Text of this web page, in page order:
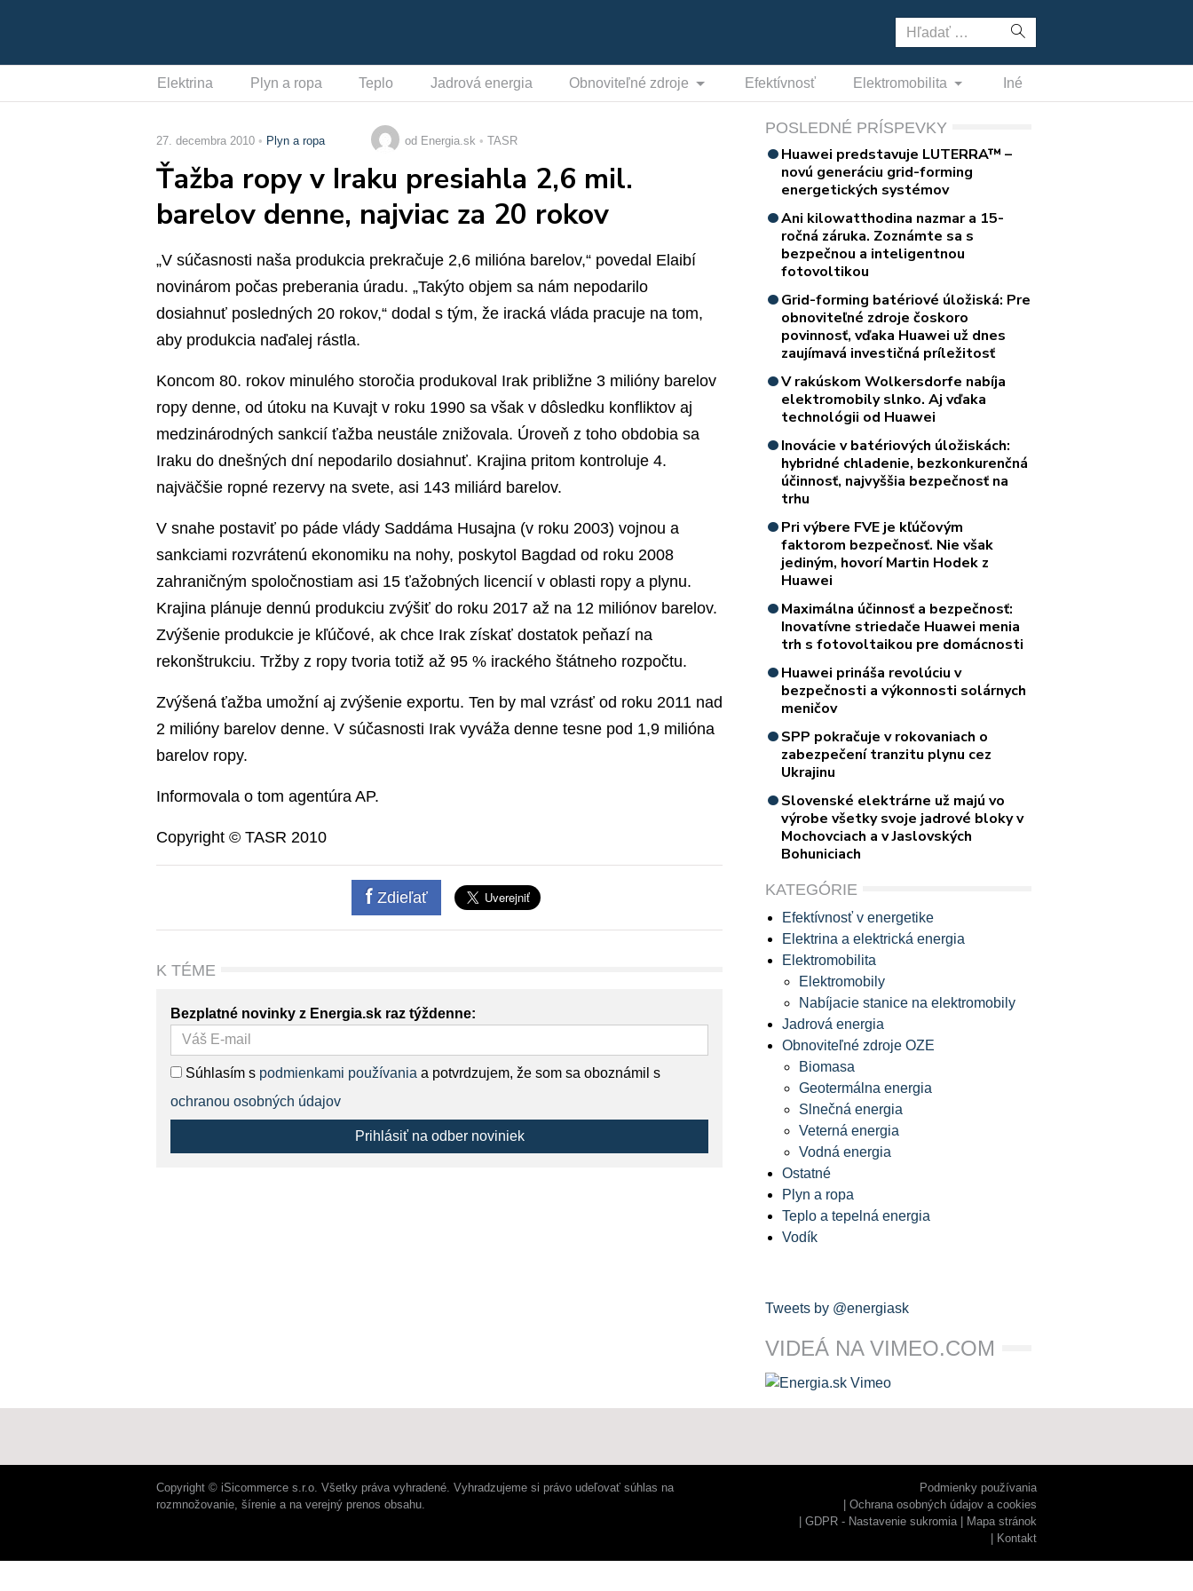
Hľadať:
Elektrina Plyn a ropa Teplo Jadrová energia Obnoviteľné zdroje Efektívnosť Elektromobilita Iné
27. decembra 2010 Plyn a ropa od Energia.sk TASR
Ťažba ropy v Iraku presiahla 2,6 mil.
barelov denne, najviac za 20 rokov
„V súčasnosti naša produkcia prekračuje 2,6 milióna barelov,“ povedal Elaibí
novinárom počas preberania úradu. „Takýto objem sa nám nepodarilo
dosiahnuť posledných 20 rokov,“ dodal s tým, že iracká vláda pracuje na tom,
aby produkcia naďalej rástla.
Koncom 80. rokov minulého storočia produkoval Irak približne 3 milióny barelov
ropy denne, od útoku na Kuvajt v roku 1990 sa však v dôsledku konfliktov aj
medzinárodných sankcií ťažba neustále znižovala. Úroveň z toho obdobia sa
Iraku do dnešných dní nepodarilo dosiahnuť. Krajina pritom kontroluje 4.
najväčšie ropné rezervy na svete, asi 143 miliárd barelov.
V snahe postaviť po páde vlády Saddáma Husajna (v roku 2003) vojnou a
sankciami rozvrátenú ekonomiku na nohy, poskytol Bagdad od roku 2008
zahraničným spoločnostiam asi 15 ťažobných licencií v oblasti ropy a plynu.
Krajina plánuje dennú produkciu zvýšiť do roku 2017 až na 12 miliónov barelov.
Zvýšenie produkcie je kľúčové, ak chce Irak získať dostatok peňazí na
rekonštrukciu. Tržby z ropy tvoria totiž až 95 % irackého štátneho rozpočtu.
Zvýšená ťažba umožní aj zvýšenie exportu. Ten by mal vzrásť od roku 2011 nad
2 milióny barelov denne. V súčasnosti Irak vyváža denne tesne pod 1,9 milióna
barelov ropy.
Informovala o tom agentúra AP.
Copyright © TASR 2010
Zdieľať
K TÉME
Bezplatné novinky z Energia.sk raz týždenne:
Súhlasím s podmienkami používania a potvrdzujem, že som sa oboznámil s
ochranou osobných údajov
Prihlásiť na odber noviniek
POSLEDNÉ PRÍSPEVKY
Huawei predstavuje LUTERRA™ –
novú generáciu grid-forming
energetických systémov
Ani kilowatthodina nazmar a 15-
ročná záruka. Zoznámte sa s
bezpečnou a inteligentnou
fotovoltikou
Grid-forming batériové úložiská: Pre
obnoviteľné zdroje čoskoro
povinnosť, vďaka Huawei už dnes
zaujímavá investičná príležitosť
V rakúskom Wolkersdorfe nabíja
elektromobily slnko. Aj vďaka
technológii od Huawei
Inovácie v batériových úložiskách:
hybridné chladenie, bezkonkurenčná
účinnosť, najvyššia bezpečnosť na
trhu
Pri výbere FVE je kľúčovým
faktorom bezpečnosť. Nie však
jediným, hovorí Martin Hodek z
Huawei
Maximálna účinnosť a bezpečnosť:
Inovatívne striedače Huawei menia
trh s fotovoltaikou pre domácnosti
Huawei prináša revolúciu v
bezpečnosti a výkonnosti solárnych
meničov
SPP pokračuje v rokovaniach o
zabezpečení tranzitu plynu cez
Ukrajinu
Slovenské elektrárne už majú vo
výrobe všetky svoje jadrové bloky v
Mochovciach a v Jaslovských
Bohuniciach
KATEGÓRIE
Efektívnosť v energetike
Elektrina a elektrická energia
Elektromobilita
Elektromobily
Nabíjacie stanice na elektromobily
Jadrová energia
Obnoviteľné zdroje OZE
Biomasa
Geotermálna energia
Slnečná energia
Veterná energia
Vodná energia
Ostatné
Plyn a ropa
Teplo a tepelná energia
Vodík
Tweets by @energiask
VIDEÁ NA VIMEO.COM
Copyright © iSicommerce s.r.o. Všetky práva vyhradené. Vyhradzujeme si právo udeľovať súhlas na
rozmnožovanie, šírenie a na verejný prenos obsahu.
Podmienky používania
Ochrana osobných údajov a cookies
GDPR - Nastavenie sukromia
Mapa stránok
Kontakt